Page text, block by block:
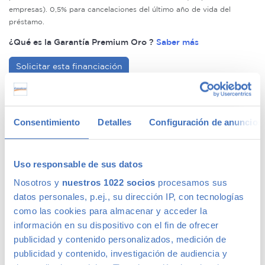
Consentimiento Detalles Configuración de anuncios
Uso responsable de sus datos
Nosotros y nuestros 1022 socios procesamos sus
datos personales, p.ej., su dirección IP, con tecnologías
como las cookies para almacenar y acceder la
información en su dispositivo con el fin de ofrecer
publicidad y contenido personalizados, medición de
publicidad y contenido, investigación de audiencia y
empresas). 0,5% para cancelaciones del último año de vida del
préstamo.
¿Qué es la Garantía Premium Oro ? Saber más
Solicitar esta financiación
Compromiso de calidad Canalcar
14 días o 1.000km de prueba para tu tranquilidad
simplemente devuelvelo y te lo cambiamos por otro.
Tienes hasta 14 días o 1.000km para probarlo.
Verificación de kilometraje y estructura
Realizamos pruebas dinámicas y estáticas sobre cada
uno de los vehículos antes de comprarlos.